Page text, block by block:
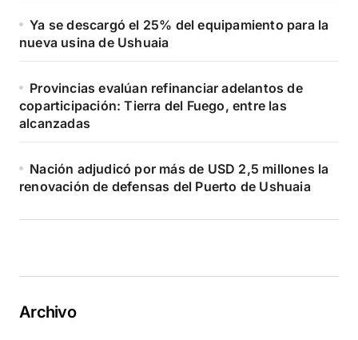
Ya se descargó el 25% del equipamiento para la
nueva usina de Ushuaia
Provincias evalúan refinanciar adelantos de
coparticipación: Tierra del Fuego, entre las
alcanzadas
Nación adjudicó por más de USD 2,5 millones la
renovación de defensas del Puerto de Ushuaia
Archivo